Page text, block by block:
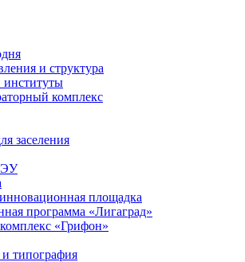
и структура
институты
комплекс
заселения
площадка
программа «Лигаград»­­
«Грифон»
и типография